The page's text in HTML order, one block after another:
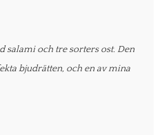
salami och tre sorters ost. Den
bjudrätten, och en av mina